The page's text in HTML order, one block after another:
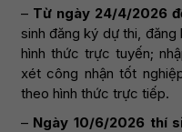
– Từ ngày 24/4/2026
sinh đăng ký dự thi,
hình thức trực tuyến;
xét công nhận tốt
theo hình thức trực tiếp.
– Ngày 10/6/2026 thí